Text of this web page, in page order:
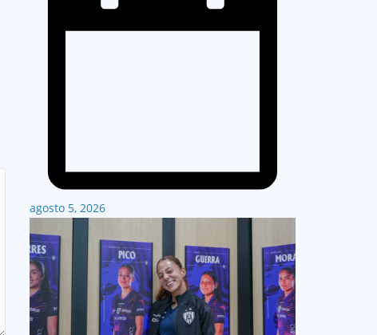
agosto 5, 2026